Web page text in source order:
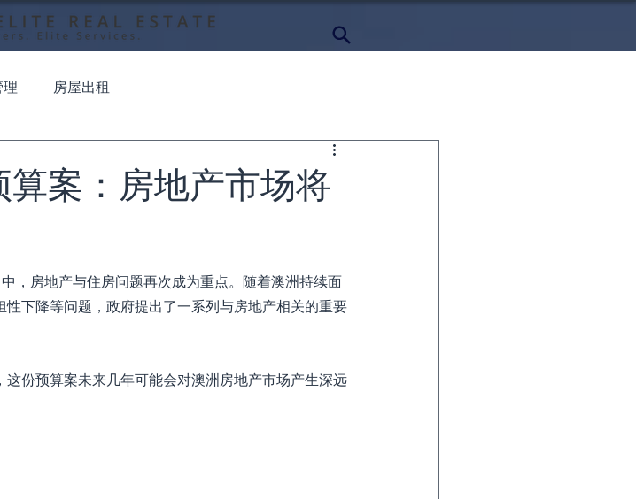
房屋出租
案：房地产市场将
中，房地产与住房问题再次成为重点。随着澳洲持续面
下降等问题，政府提出了一系列与房地产相关的重要
份预算案未来几年可能会对澳洲房地产市场产生深远